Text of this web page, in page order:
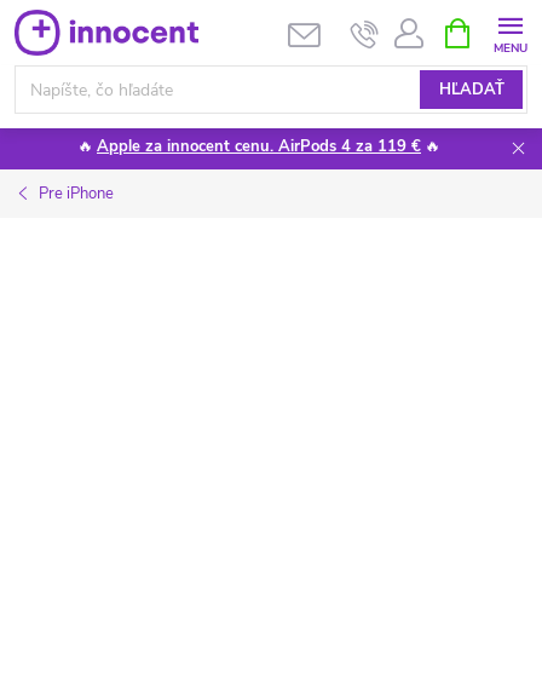
Prejsť
na
obsah
HĽADAŤ
KOŠÍK
🔥 Apple za innocent cenu. AirPods 4 za 119 € 🔥
Pre iPhone